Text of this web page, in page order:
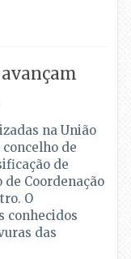
na União
concelho de
de
Coordenação
O
conhecidos
das